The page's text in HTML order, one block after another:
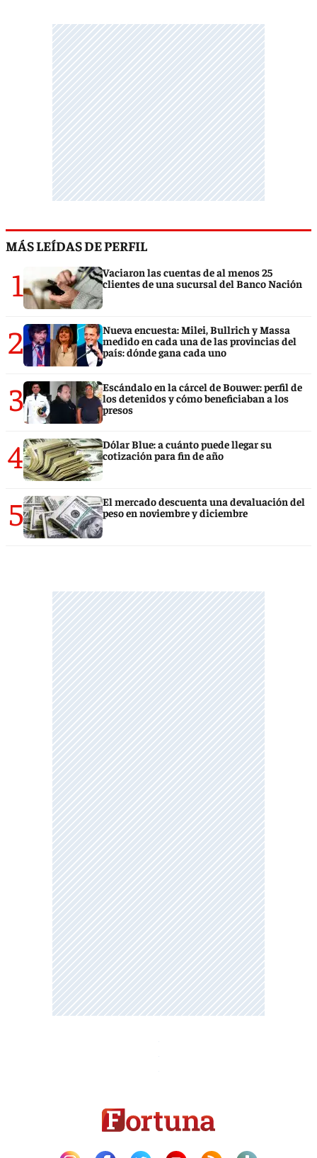
MÁS LEÍDAS DE PERFIL
1
Vaciaron las cuentas de al menos 25
clientes de una sucursal del Banco Nación
2
Nueva encuesta: Milei, Bullrich y Massa
medido en cada una de las provincias del
país: dónde gana cada uno
3
Escándalo en la cárcel de Bouwer: perfil de
los detenidos y cómo beneficiaban a los
presos
4
Dólar Blue: a cuánto puede llegar su
cotización para fin de año
5
El mercado descuenta una devaluación del
peso en noviembre y diciembre